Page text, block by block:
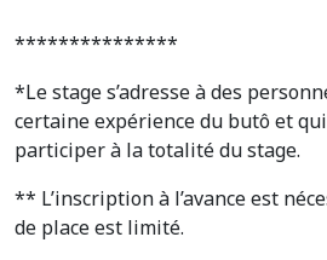
***************
*Le stage s’adresse à des
certaine expérience du butô et qui
participer à la totalité du stage.
** L’inscription à l’avance est
de place est limité.